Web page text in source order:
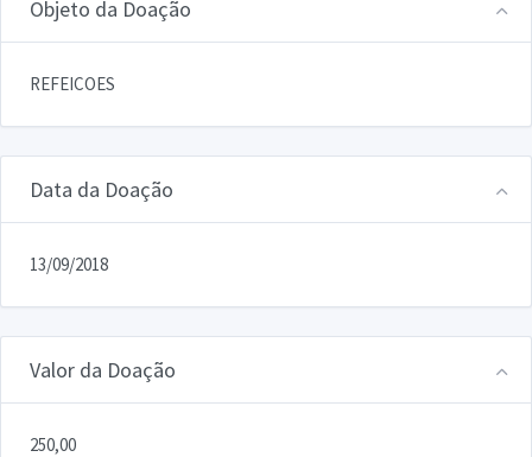
Objeto da Doação
REFEICOES
Data da Doação
13/09/2018
Valor da Doação
250,00